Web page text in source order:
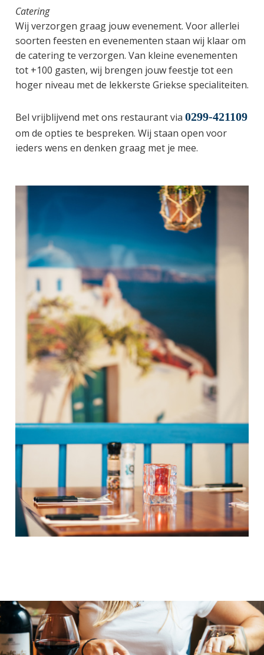
Catering
Wij verzorgen graag jouw evenement. Voor allerlei
soorten feesten en evenementen staan wij klaar om
de catering te verzorgen. Van kleine evenementen
tot +100 gasten, wij brengen jouw feestje tot een
hoger niveau met de lekkerste Griekse specialiteiten.
Bel vrijblijvend met ons restaurant via 0299-421109
om de opties te bespreken. Wij staan open voor
ieders wens en denken graag met je mee.